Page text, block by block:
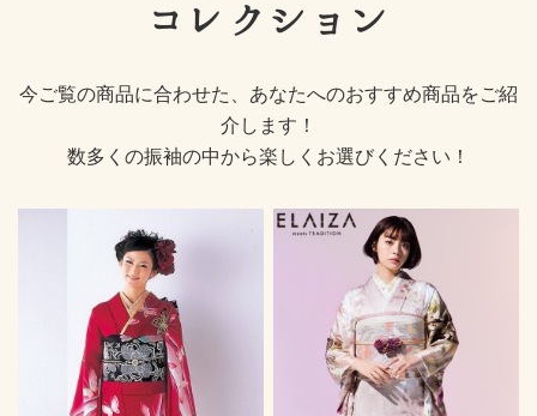
コレクション
今ご覧の商品に合わせた、あなたへのおすすめ商品をご紹
介します！
数多くの振袖の中から楽しくお選びください！